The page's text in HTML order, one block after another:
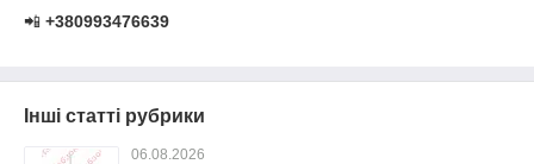
📲 +380993476639
Інші статті рубрики
06.08.2026